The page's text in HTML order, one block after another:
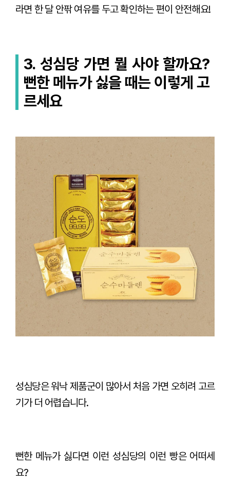
라면 한 달 안팎 여유를 두고 확인하는 편이 안전해요!
3. 성심당 가면 뭘 사야 할까요?
뻔한 메뉴가 싫을 때는 이렇게 고
르세요
성심당은 워낙 제품군이 많아서 처음 가면 오히려 고르
기가 더 어렵습니다.
뻔한 메뉴가 싫다면 이런 성심당의 이런 빵은 어떠세
요?